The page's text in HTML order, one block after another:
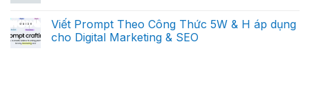
Viết Prompt Theo Công Thức 5W & H áp dụng
cho Digital Marketing & SEO